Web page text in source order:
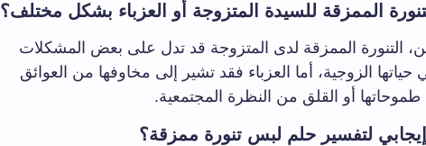
الممزقة للسيدة المتزوجة أو العزباء بشكل مختلف؟
التنورة الممزقة لدى المتزوجة قد تدل على بعض المشكلات
الزوجية، أما العزباء فقد تشير إلى مخاوفها من العوائق
طموحاتها أو القلق من النظرة المجتمعية.
لتفسير حلم لبس تنورة ممزقة؟